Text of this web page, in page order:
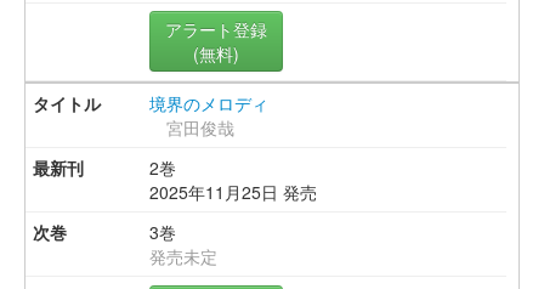
アラート登録
(無料)
境界のメロディ
宮田俊哉
2巻
2025年11月25日 発売
3巻
発売未定